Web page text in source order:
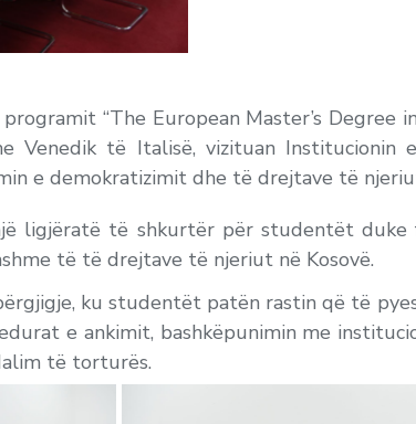
“The European Master’s Degree
Venedik të Italisë, vizituan
e demokratizimit dhe të drejtave të
ligjëratë të shkurtër për studentët
të të drejtave të njeriut në Kosovë.
ku studentët patën rastin që të
e ankimit, bashkëpunimin me
të torturës.